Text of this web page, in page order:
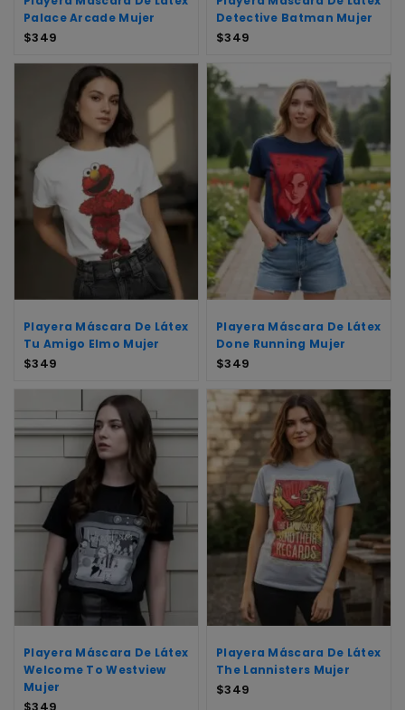
Palace Arcade Mujer
$349
Detective Batman Mujer
$349
Playera Máscara De Látex
Tu Amigo Elmo Mujer
$349
Playera Máscara De Látex
Done Running Mujer
$349
Playera Máscara De Látex
Welcome To Westview
Mujer
Playera Máscara De Látex
The Lannisters Mujer
$349